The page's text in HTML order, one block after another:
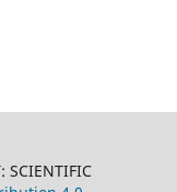
SCIENTIFIC